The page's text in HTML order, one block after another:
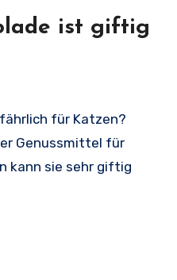
ist giftig
Genussmittel für
kann sie sehr giftig